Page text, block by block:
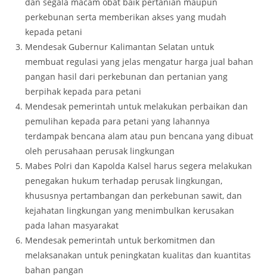
perkebunan serta memberikan akses yang mudah
kepada petani
Mendesak Gubernur Kalimantan Selatan untuk
membuat regulasi yang jelas mengatur harga jual bahan
pangan hasil dari perkebunan dan pertanian yang
berpihak kepada para petani
Mendesak pemerintah untuk melakukan perbaikan dan
pemulihan kepada para petani yang lahannya
terdampak bencana alam atau pun bencana yang dibuat
oleh perusahaan perusak lingkungan
Mabes Polri dan Kapolda Kalsel harus segera melakukan
penegakan hukum terhadap perusak lingkungan,
khususnya pertambangan dan perkebunan sawit, dan
kejahatan lingkungan yang menimbulkan kerusakan
pada lahan masyarakat
Mendesak pemerintah untuk berkomitmen dan
melaksanakan untuk peningkatan kualitas dan kuantitas
bahan pangan